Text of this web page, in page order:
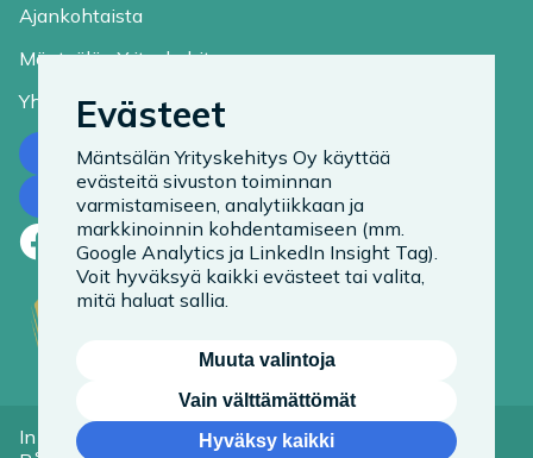
Ajankohtaista
Mäntsälän Yrityskehitys
Yhteystiedot
Ota yhteyttä
Tilaa uutiskirje
Facebook
LinkedIn
Instagram
In English
Tietoa evästeistä
Evästeet
Mäntsälän Yrityskehitys Oy käyttää
evästeitä sivuston toiminnan
varmistamiseen, analytiikkaan ja
markkinoinnin kohdentamiseen (mm.
Google Analytics ja LinkedIn Insight Tag).
Voit hyväksyä kaikki evästeet tai valita,
mitä haluat sallia.
Muuta valintoja
Vain välttämättömät
Hyväksy kaikki